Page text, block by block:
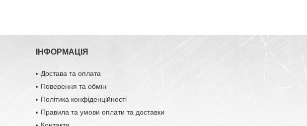
ІНФОРМАЦІЯ
Достава та оплата
Поверення та обмін
Політика конфіденційності
Правила та умови оплати та доставки